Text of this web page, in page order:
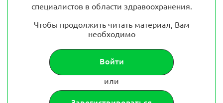
специалистов в области здравоохранения.
Чтобы продолжить читать материал, Вам
необходимо
Войти
или